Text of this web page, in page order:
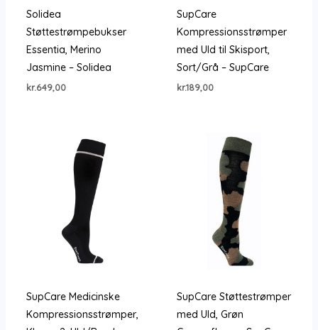
Solidea
Støttestrømpebukser
Essentia, Merino
Jasmine – Solidea
kr.649,00
SupCare
Kompressionsstrømper
med Uld til Skisport,
Sort/Grå – SupCare
kr.189,00
SupCare Medicinske
Kompressionsstrømper,
SupCare Støttestrømper
med Uld, Grøn